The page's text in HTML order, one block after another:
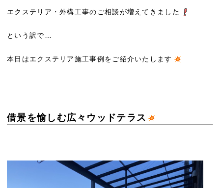
エクステリア・外構工事のご相談が増えてきました
という訳で…
本日はエクステリア施工事例をご紹介いたします
借景を愉しむ広々ウッドテラス